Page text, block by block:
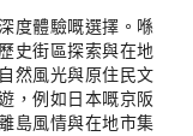
度體驗嘅選擇。喺
史街區探索與在地
然風光與原住民文
，例如日本嘅京阪
島風情與在地市集